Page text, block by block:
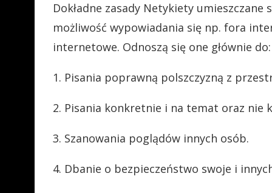
Dokładne zasady Netykiety
możliwość wypowiadania się np. fora
internetowe. Odnoszą się one głównie do:
1. Pisania poprawną polszczyzną z
2. Pisania konkretnie i na temat oraz nie
3. Szanowania poglądów innych osób.
4. Dbanie o bezpieczeństwo swoje i